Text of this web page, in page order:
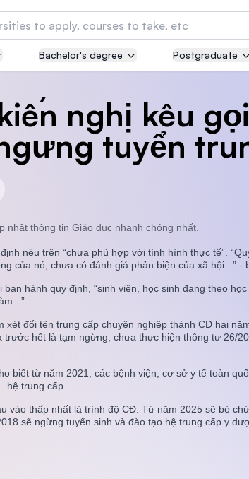
Asia Pacific University of Technology and
Well-known for Computer Science, IT and
courses
International Medical University (IMU)
MBA by Central Bank of Malaysia in
SEGi University Kota Damansara
Management and Science University
Bachelor's degree Postgraduate
nghị kêu
tuyển
nhật thông tin Giáo dục nhanh chóng nhất.
nêu trên “chưa phù hợp với tình hình thực tế”.
của nó, chưa có đánh giá phản biện của xã hội...” -
hành quy định, “sinh viên, học sinh đang theo
đổi tên trung cấp chuyên nghiệp thành CĐ hai
trước hết là tạm ngừng, chưa thực hiện thông tư 26/
biết từ năm 2021, các bệnh viện, cơ sở y tế toàn
hệ trung cấp.
vào thấp nhất là trình độ CĐ. Từ năm 2025 sẽ bỏ
sẽ ngừng tuyển sinh và đào tạo hệ trung cấp y